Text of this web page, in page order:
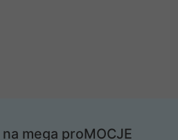
mega proMOCJE